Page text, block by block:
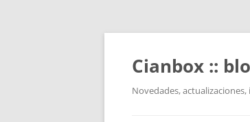
Saltar
contenido
Cianbox ::
Novedades,